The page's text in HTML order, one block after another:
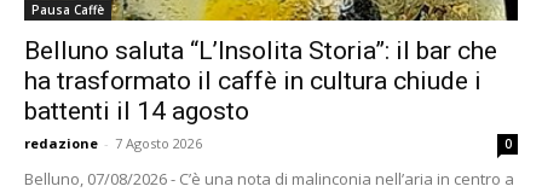
Pausa Caffè
Belluno saluta “L’Insolita Storia”: il bar che
ha trasformato il caffè in cultura chiude i
battenti il 14 agosto
redazione - 7 Agosto 2026 0
Belluno, 07/08/2026 - C’è una nota di malinconia nell’aria in centro a